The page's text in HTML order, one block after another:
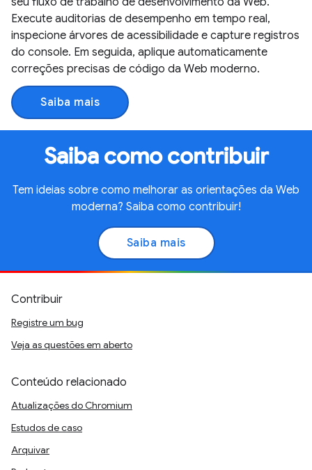
Execute auditorias de desempenho em tempo real,
inspecione árvores de acessibilidade e capture registros
do console. Em seguida, aplique automaticamente
correções precisas de código da Web moderno.
Saiba mais
Saiba como contribuir
Tem ideias sobre como melhorar as orientações da Web
moderna? Saiba como contribuir!
Saiba mais
Contribuir
Registre um bug
Veja as questões em aberto
Conteúdo relacionado
Atualizações do Chromium
Estudos de caso
Arquivar